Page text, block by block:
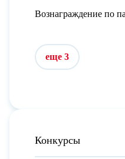
Вознаграждение по
еще 3
Конкурсы